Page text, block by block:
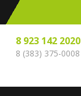
8 923 142 2020
8 (383) 375-0008